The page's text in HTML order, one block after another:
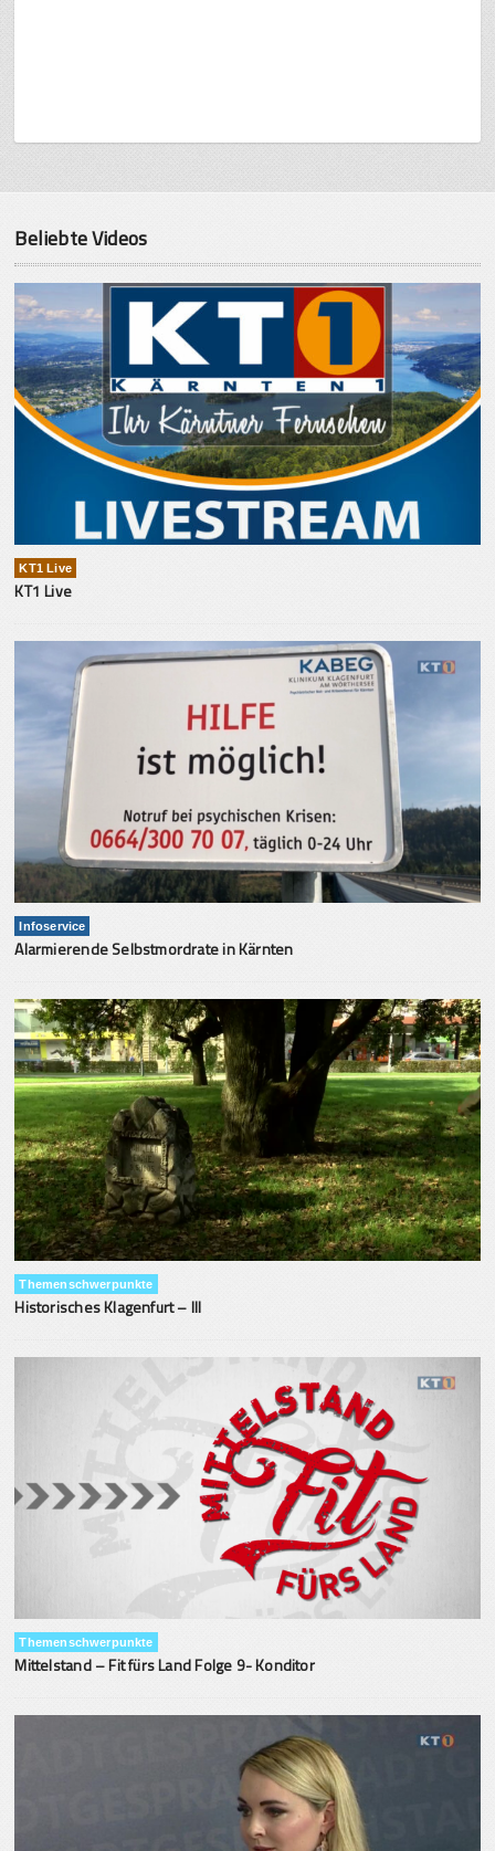
Beliebte Videos
KT1 Live
KT1 Live
Infoservice
Alarmierende Selbstmordrate in Kärnten
Themenschwerpunkte
Historisches Klagenfurt – III
Themenschwerpunkte
Mittelstand – Fit fürs Land Folge 9- Konditor